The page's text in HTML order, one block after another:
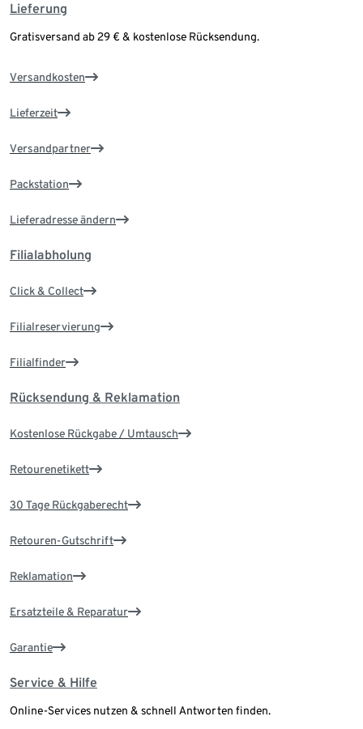
Lieferung
Gratisversand ab 29 € & kostenlose Rücksendung.
Versandkosten
Lieferzeit
Versandpartner
Packstation
Lieferadresse ändern
Filialabholung
Click & Collect
Filialreservierung
Filialfinder
Rücksendung & Reklamation
Kostenlose Rückgabe / Umtausch
Retourenetikett
30 Tage Rückgaberecht
Retouren-Gutschrift
Reklamation
Ersatzteile & Reparatur
Garantie
Service & Hilfe
Online-Services nutzen & schnell Antworten finden.